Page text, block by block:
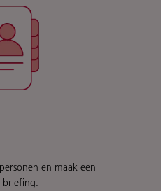
en maak een
briefing.